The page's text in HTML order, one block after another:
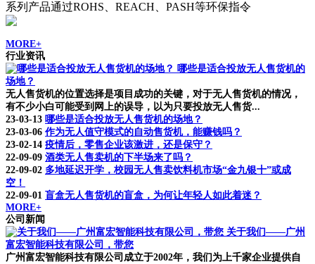
系列产品通过ROHS、REACH、PASH等环保指令
MORE+
行业资讯
哪些是适合投放无人售货机的
场地？
无人售货机的位置选择是项目成功的关键，对于无人售货机的情况，
有不少小白可能受到网上的误导，以为只要投放无人售货...
23-03-13 哪些是适合投放无人售货机的场地？
23-03-06 作为无人值守模式的自动售货机，能赚钱吗？
23-02-14 疫情后，零售企业该激进，还是保守？
22-09-09 酒类无人售卖机的下半场来了吗？
22-09-02 多地延迟开学，校园无人售卖饮料机市场“金九银十”或成
空！
22-09-01 盲盒无人售货机的盲盒，为何让年轻人如此着迷？
MORE+
公司新闻
关于我们——广州
富宏智能科技有限公司，带您
广州富宏智能科技有限公司成立于2002年，我们为上千家企业提供自